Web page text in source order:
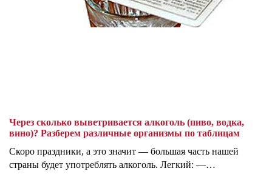
Через сколько выветривается алкоголь (пиво, водка,
вино)? Разберем различные организмы по таблицам
Скоро праздники, а это значит — большая часть нашей
страны будет употреблять алкоголь. Легкий: —…